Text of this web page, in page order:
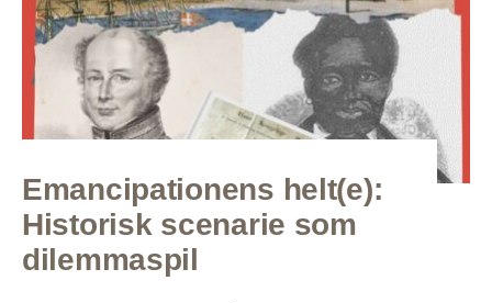
Emancipationens helt(e):
Historisk scenarie som
dilemmaspil